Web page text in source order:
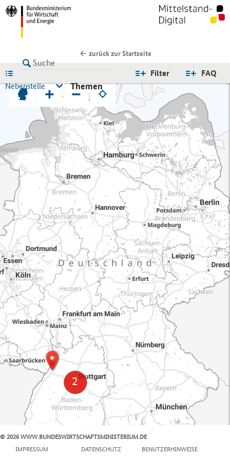
zurück zur Startseite
FAQ
Filter
Nebenstelle
Themen
+ −
© 2026 WWW.BUNDESWIRTSCHAFTSMINISTERIUM.DE
IMPRESSUM
DATENSCHUTZ BENUTZERHINWEISE